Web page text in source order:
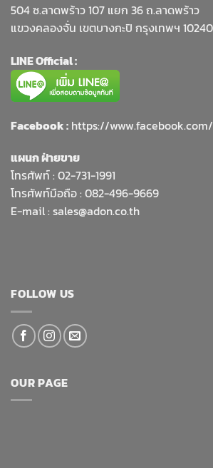
504 ซ.ลาดพร้าว 107 แยก 36 ถ.ลาดพร้าว
แขวงคลองจั่น เขตบางกะปิ กรุงเทพฯ 10240
LINE Official :
Facebook : https://
แผนก ฝ่ายขาย
โทรศัพท์ : 02-731-1991
โทรศัพท์มือถือ : 082-496-9669
E-mail : sales@adon.co.th
FOLLOW US
OUR PAGE